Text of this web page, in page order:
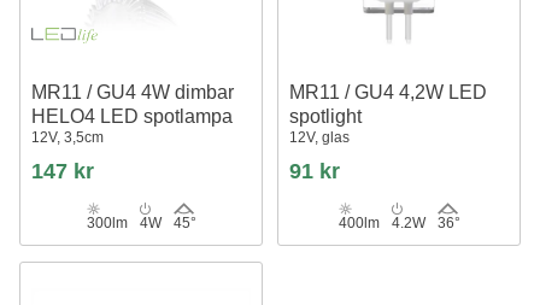
MR11 / GU4 4W dimbar
HELO4 LED spotlampa
12V, 3,5cm
147 kr
300lm 4W 45°
MR11 / GU4 4,2W LED
spotlight
12V, glas
91 kr
400lm 4.2W 36°